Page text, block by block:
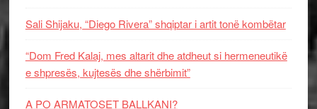
Sali Shijaku, “Diego Rivera” shqiptar i artit tonë kombëtar
“Dom Fred Kalaj, mes altarit dhe atdheut si hermeneutikë
e shpresës, kujtesës dhe shërbimit”
A PO ARMATOSET BALLKANI?